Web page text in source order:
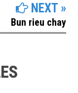
NEXT »
Bun rieu chay